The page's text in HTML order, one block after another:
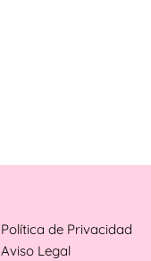
Política de Privacidad
Aviso Legal